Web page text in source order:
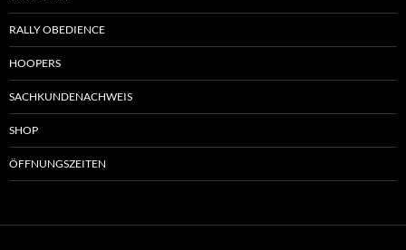
RALLY OBEDIENCE
HOOPERS
SACHKUNDENACHWEIS
SHOP
ÖFFNUNGSZEITEN